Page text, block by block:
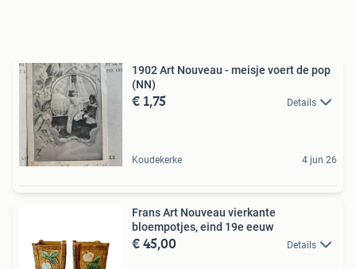
1902 Art Nouveau - meisje voert de pop
(NN)
€ 1,75 Details
Koudekerke 4 jun 26
Frans Art Nouveau vierkante
bloempotjes, eind 19e eeuw
€ 45,00 Details